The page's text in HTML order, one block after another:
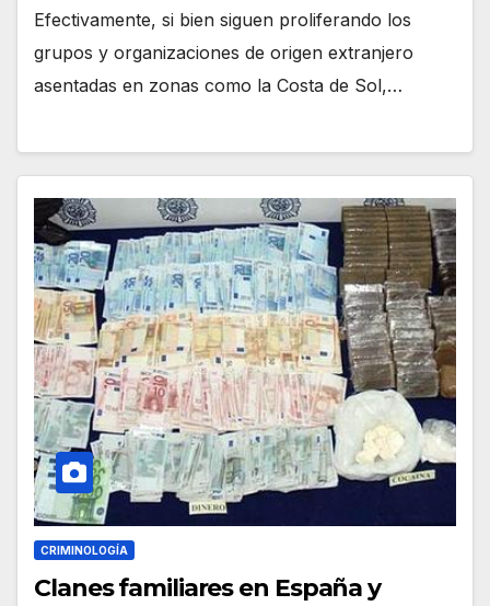
Efectivamente, si bien siguen proliferando los
grupos y organizaciones de origen extranjero
asentadas en zonas como la Costa de Sol,…
CRIMINOLOGÍA
Clanes familiares en España y